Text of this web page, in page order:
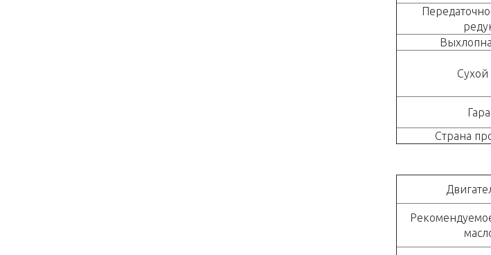
Сухой
Страна